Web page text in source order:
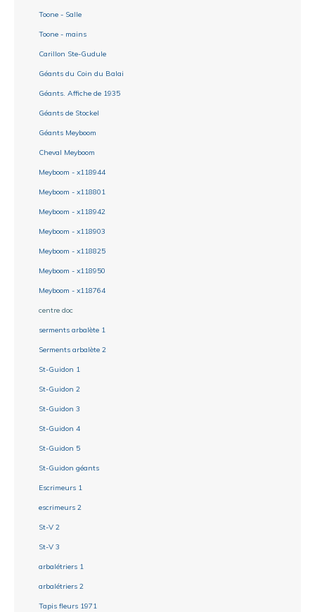
Toone - Salle
Toone - mains
Carillon Ste-Gudule
Géants du Coin du Balai
Géants. Affiche de 1935
Géants de Stockel
Géants Meyboom
Cheval Meyboom
Meyboom - x118944
Meyboom - x118801
Meyboom - x118942
Meyboom - x118903
Meyboom - x118825
Meyboom - x118950
Meyboom - x118764
centre doc
serments arbalète 1
Serments arbalète 2
St-Guidon 1
St-Guidon 2
St-Guidon 3
St-Guidon 4
St-Guidon 5
St-Guidon géants
Escrimeurs 1
escrimeurs 2
St-V 2
St-V 3
arbalétriers 1
arbalétriers 2
Tapis fleurs 1971